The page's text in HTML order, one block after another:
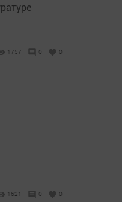
1757 0 0
1621 0 0